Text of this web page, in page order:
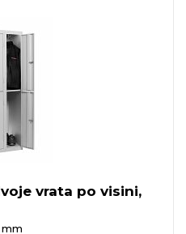
vrata po visini,